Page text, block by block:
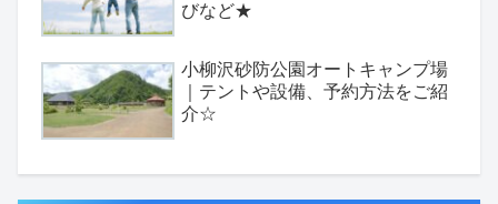
びなど★
小柳沢砂防公園オートキャンプ場
｜テントや設備、予約方法をご紹
介☆